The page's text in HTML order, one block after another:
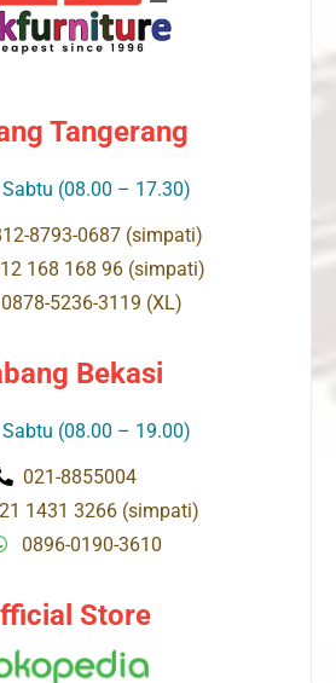
Tangerang
(08.00 – 17.30)
8793-0687 (simpati)
168 168 96 (simpati)
0878-5236-3119 (XL)
Bekasi
(08.00 – 19.00)
021-8855004
1431 3266 (simpati)
0896-0190-3610
Store